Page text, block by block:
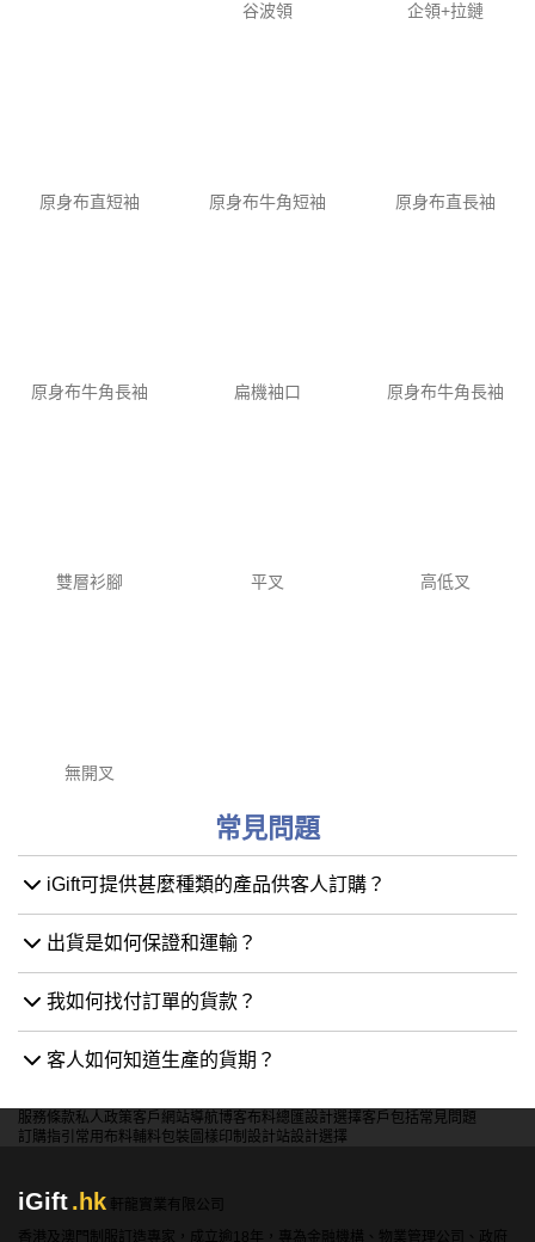
谷波領 企領+拉鏈
原身布直短袖 原身布牛角短袖 原身布直長袖
原身布牛角長袖 扁機袖口 原身布牛角長袖
雙層衫腳 平叉 高低叉
無開叉
常見問題
iGift可提供甚麼種類的產品供客人訂購？
出貨是如何保證和運輸？
我如何找付訂單的貨款？
客人如何知道生產的貨期？
服務條款私人政策客戶 網站導航博客布料總匯設計選擇客戶包括常見問題
訂購指引 常用布料輔料包裝 圖樣印制 設計站設計選擇
iGift.hk
軒龍實業有限公司
香港及澳門制服訂造專家，成立逾18年，專為金融機構、物業管理公司、政府